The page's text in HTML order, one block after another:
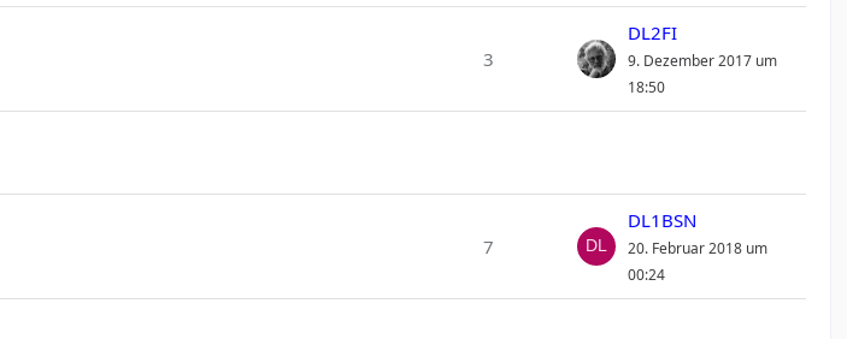
3
DL2FI
9. Dezember 2017 um
18:50
7
DL1BSN
20. Februar 2018 um
00:24